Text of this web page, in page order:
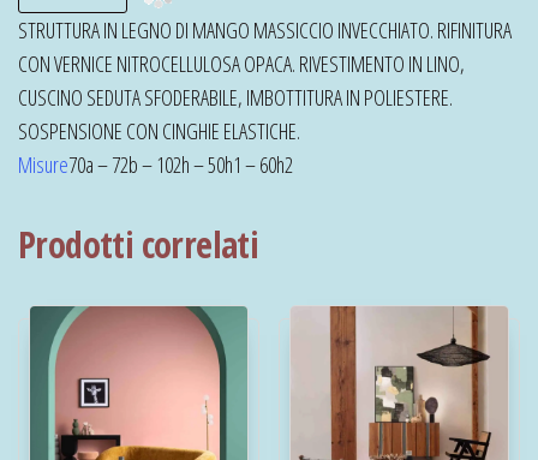
STRUTTURA IN LEGNO DI MANGO MASSICCIO INVECCHIATO. RIFINITURA
CON VERNICE NITROCELLULOSA OPACA. RIVESTIMENTO IN LINO,
CUSCINO SEDUTA SFODERABILE, IMBOTTITURA IN POLIESTERE.
SOSPENSIONE CON CINGHIE ELASTICHE.
Misure70a – 72b – 102h – 50h1 – 60h2
Prodotti correlati